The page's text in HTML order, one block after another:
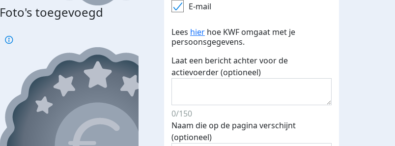
Foto's toegevoegd E-mails verstuurd
€500 euro opgehaald: t-shirt
verdiend
E-mail
Lees hier hoe KWF omgaat met je
persoonsgegevens.
Laat een bericht achter voor de
actievoerder (optioneel)
0/150
Naam die op de pagina verschijnt
(optioneel)